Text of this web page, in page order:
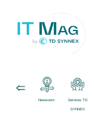
Newsroom Services TD
SYNNEX